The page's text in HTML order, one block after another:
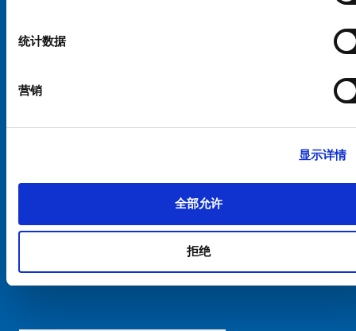
统计数据
营销
显示详情
全部允许
拒绝
粤ICP备 2021170698号